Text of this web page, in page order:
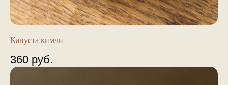
Капуста кимчи
360 руб.